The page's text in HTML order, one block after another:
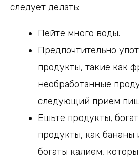
следует делать:
Пейте много воды.
Предпочтительно
продукты, такие как
необработанные
следующий прием
Ешьте продукты,
продукты, как бананы
богаты калием,